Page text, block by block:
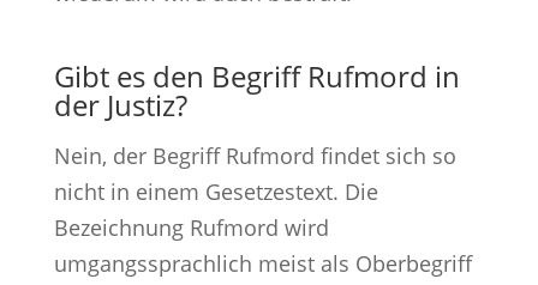
Gibt es den Begriff Rufmord in
der Justiz?
Nein, der Begriff Rufmord findet sich so
nicht in einem Gesetzestext. Die
Bezeichnung Rufmord wird
umgangssprachlich meist als Oberbegriff